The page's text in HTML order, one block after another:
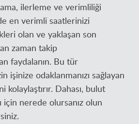
ilerleme ve verimliliği
en verimli saatlerinizi
olan ve yaklaşan son
zaman takip
faydalanın. Bu tür
işinize odaklanmanızı sağlayan
kolaylaştırır. Dahası, bulut
için nerede olursanız olun